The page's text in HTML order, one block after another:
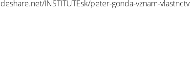
INSTITUTEsk/peter-gonda-vznam-